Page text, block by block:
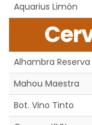
Aquarius Limón
Alhambra Reserva
Mahou Maestra
Bot. Vino Tinto